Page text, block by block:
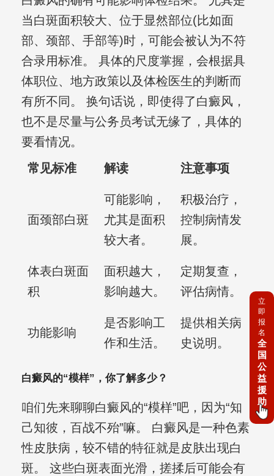
当白斑面积较大、位于显然部位(比如面
部、颈部、手部等)时，可能会被认为不符
合录用标准。 具体的尺度掌握，会根据具
体职位、地方政策以及体检医生的判断而
有所不同。 换句话说，即使得了白癜风，
也不是尽量与公务员考试无缘了，具体的
要看情况。
常见标准
解读 注意事项
面颈部白斑
可能影响，
尤其是面积
较大者。
积极治疗，
控制病情发
展。
体表白斑面
积
面积越大，
影响越大。
定期复查，
评估病情。
功能影响
是否影响工
作和生活。
提供相关病
史说明。
白癜风的“模样”，你了解多少？
咱们先来聊聊白癜风的“模样”吧，因为“知
己知彼，百战不殆”嘛。 白癜风是一种色素
性皮肤病，较不错的特征就是皮肤出现白
斑。 这些白斑表面光滑，搓揉后可能会有
立
即
报
名
全
国
公
益
援
助